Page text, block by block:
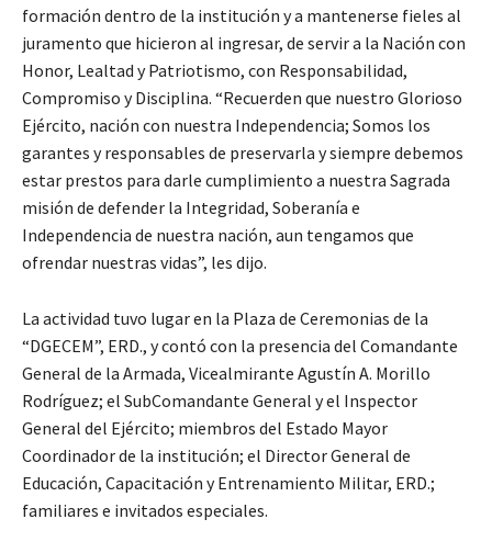
formación dentro de la institución y a mantenerse fieles al
juramento que hicieron al ingresar, de servir a la Nación con
Honor, Lealtad y Patriotismo, con Responsabilidad,
Compromiso y Disciplina. “Recuerden que nuestro Glorioso
Ejército, nación con nuestra Independencia; Somos los
garantes y responsables de preservarla y siempre debemos
estar prestos para darle cumplimiento a nuestra Sagrada
misión de defender la Integridad, Soberanía e
Independencia de nuestra nación, aun tengamos que
ofrendar nuestras vidas”, les dijo.
La actividad tuvo lugar en la Plaza de Ceremonias de la
“DGECEM”, ERD., y contó con la presencia del Comandante
General de la Armada, Vicealmirante Agustín A. Morillo
Rodríguez; el SubComandante General y el Inspector
General del Ejército; miembros del Estado Mayor
Coordinador de la institución; el Director General de
Educación, Capacitación y Entrenamiento Militar, ERD.;
familiares e invitados especiales.